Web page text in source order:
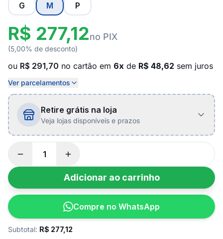
G M P
R$ 277,12no PIX
(5,00% de desconto)
ou R$ 291,70 no cartão em 6x de R$ 48,62 sem juros
Ver parcelamentos
Retire grátis na loja
Veja lojas disponíveis e prazos
Adicionar ao carrinho
Compre no WhatsApp
Subtotal: R$ 277,12